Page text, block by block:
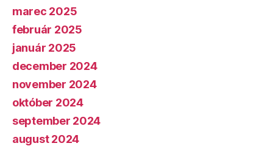
marec 2025
február 2025
január 2025
december 2024
november 2024
október 2024
september 2024
august 2024